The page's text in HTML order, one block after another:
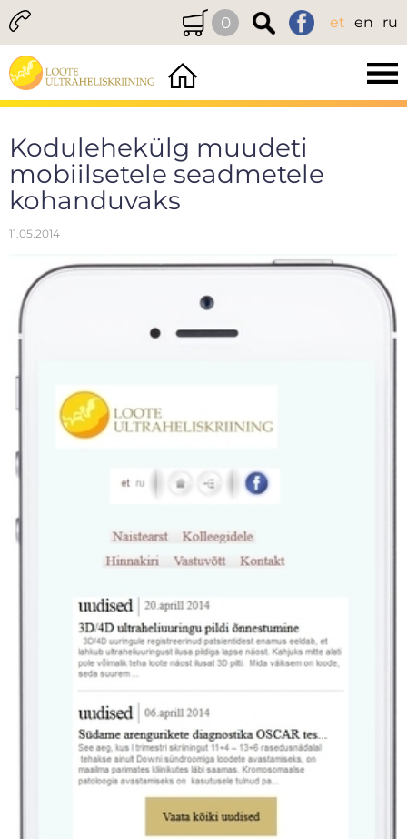
0 et en ru
Kodulehekülg muudeti
mobiilsetele seadmetele
kohanduvaks
11.05.2014